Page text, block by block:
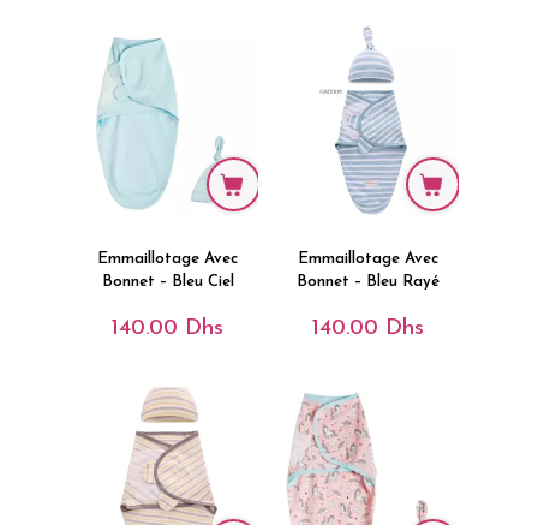
Emmaillotage Avec
Bonnet – Bleu Ciel
140.00 Dhs
Emmaillotage Avec
Bonnet – Bleu Rayé
140.00 Dhs